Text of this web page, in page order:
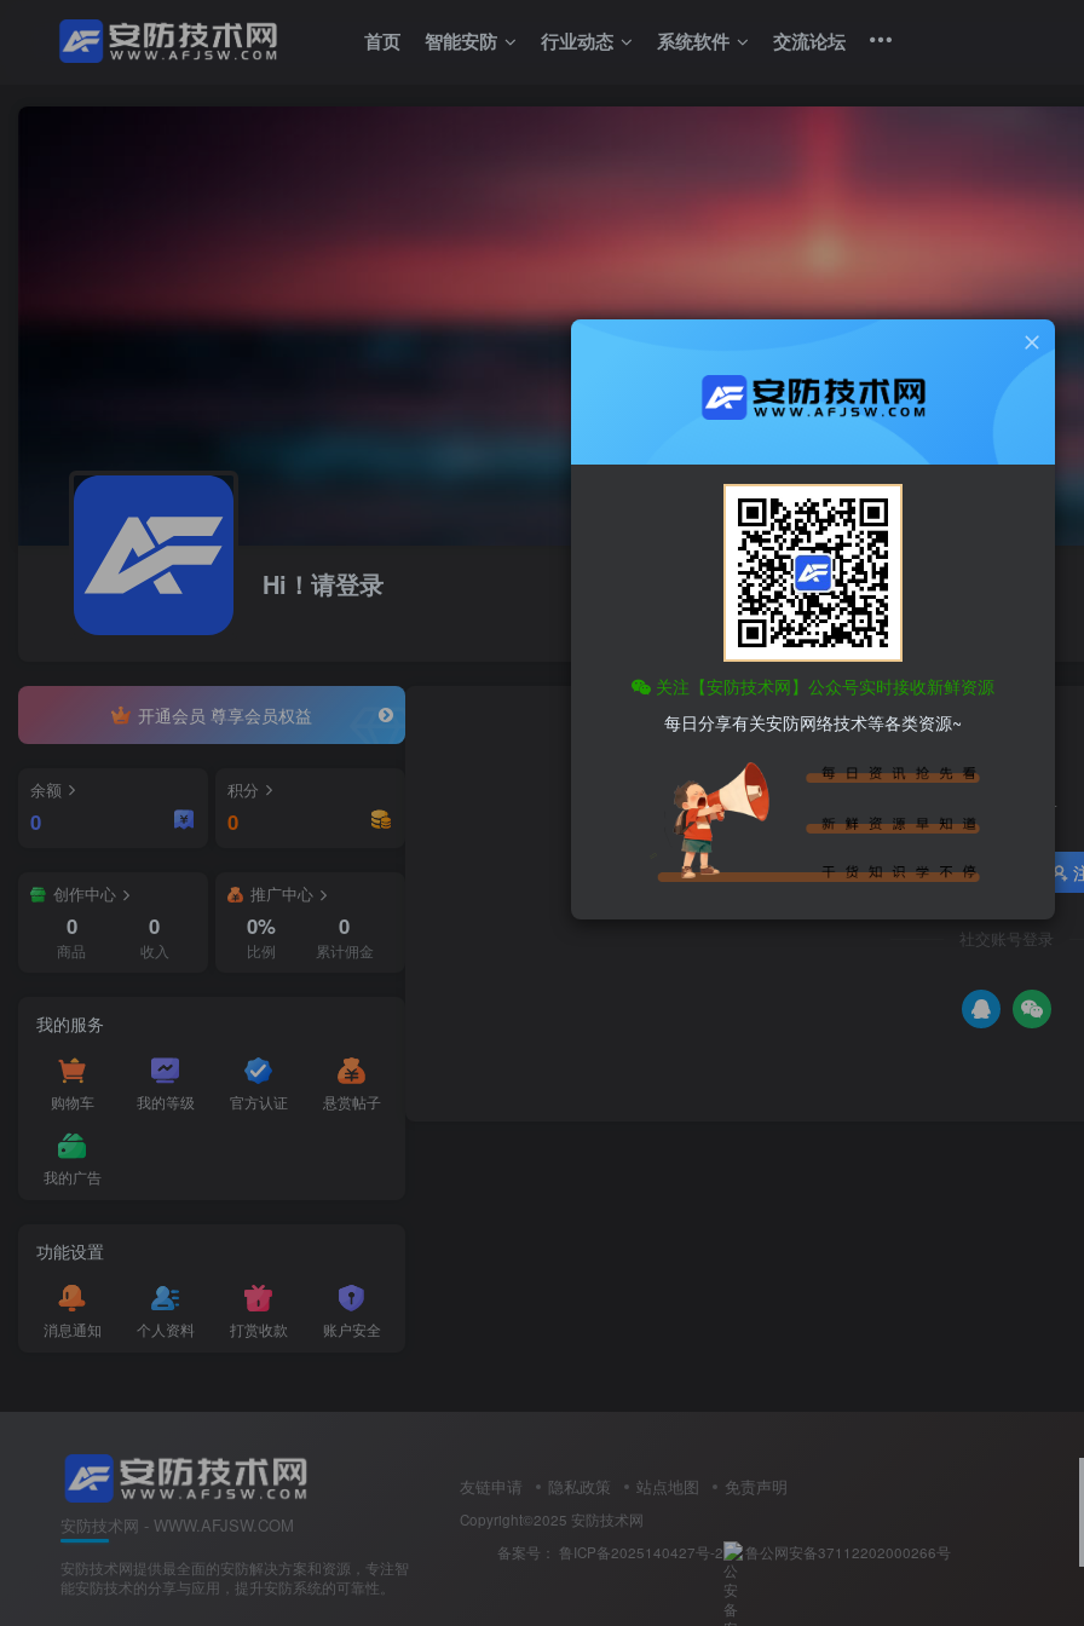
首页 智能安防 行业动态 系统软件 交流论坛
Hi！请登录
开通会员 尊享会员权益
余额
0
积分
0
创作中心
0
商品
0
收入
推广中心
0%
比例
0
累计佣金
我的服务
购物车 我的等级 官方认证 悬赏帖子
我的广告
功能设置
消息通知 个人资料 打赏收款 账户安全
Hi！请登录
登录
社交账号登录
安防技术网 - WWW.AFJSW.COM
安防技术网提供最全面的安防解决方案和资源，专注智
能安防技术的分享与应用，提升安防系统的可靠性。
友链申请 隐私政策 站点地图 免责声明
Copyright©2025 安防技术网
备案号： 鲁ICP备2025140427号-2 鲁公网安备37112202000266号
关注【安防技术网】公众号实时接收新鲜资源
每日分享有关安防网络技术等各类资源~